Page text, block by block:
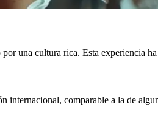
una cultura rica. Esta experiencia
comparable a la de